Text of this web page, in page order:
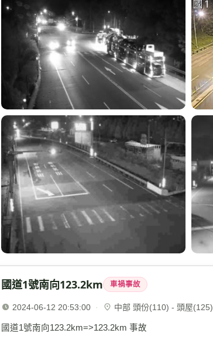
國道1號南向123.2km 車禍事故
2024-06-12 20:53:00 · 中部 頭份(110) - 頭屋(125)
國道1號南向123.2km=>123.2km 事故